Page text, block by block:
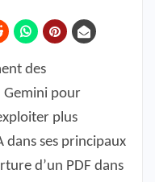
des
Gemini pour
plus
dans ses principaux
d’un PDF dans